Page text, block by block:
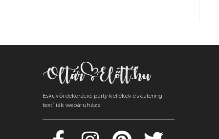
Esküvői dekoráció, party kellékek és catering
textíliák webáruháza